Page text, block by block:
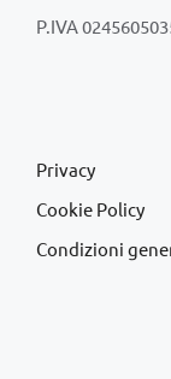
P.IVA
Privacy
Cookie Policy
Condizioni